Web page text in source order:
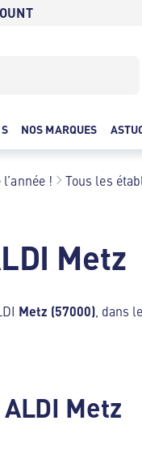
NOS MARQUES
! Tous les
Metz
Metz (57000) , dans le
Metz